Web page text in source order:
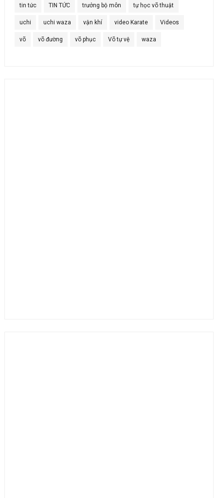
tin tức TIN TỨC trưởng bộ môn tự học võ thuật
uchi uchi waza vận khí video Karate Videos
võ võ đường võ phục Võ tự vệ waza